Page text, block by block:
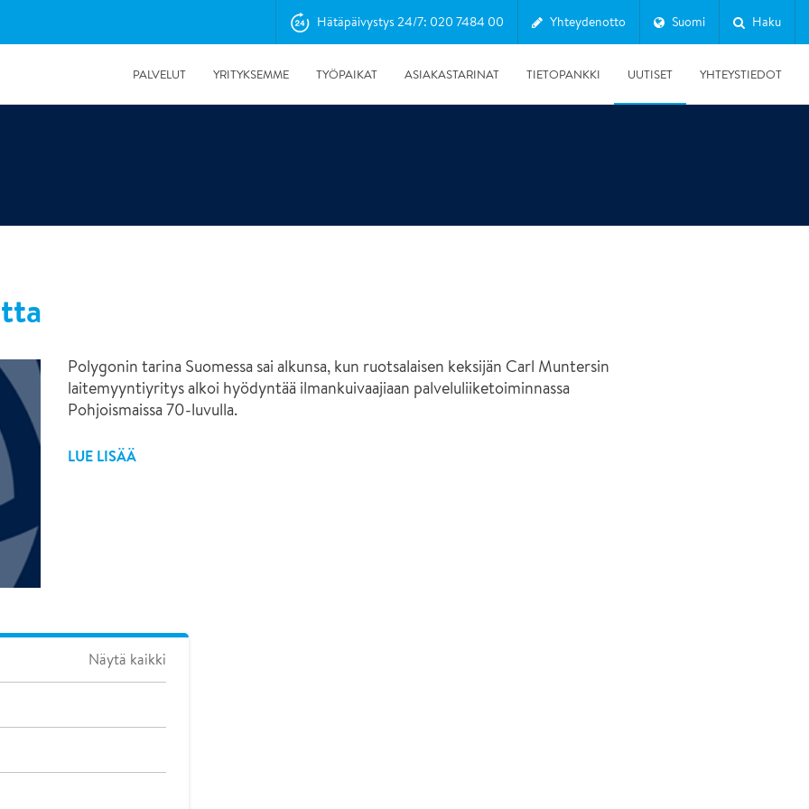
Hätäpäivystys 24/7: 020 7484 00 Yhteydenotto Suomi Haku
PALVELUT YRITYKSEMME TYÖPAIKAT ASIAKASTARINAT TIETOPANKKI UUTISET
Polygonin kuivasäilytys oli yksi voittajista tyhjien
rakennusten ongelman ratkaisuhankkeen RAKEL-
hackathonissa
RT 103912 ohjekortti hyvälle kosteuskartoitustavalle
YHTEYSTIEDOT
Polygonin tarina Suomessa sai alkunsa, kun ruotsalaisen keksijän Carl Muntersin
laitemyyntiyritys alkoi hyödyntää ilmankuivaajiaan palveluliiketoiminnassa
Pohjoismaissa 70-luvulla.
LUE LISÄÄ
Näytä kaikki